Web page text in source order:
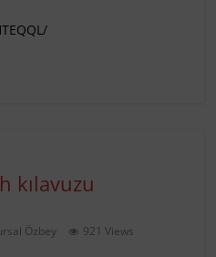
kılavuzu
Özbey 921 Views